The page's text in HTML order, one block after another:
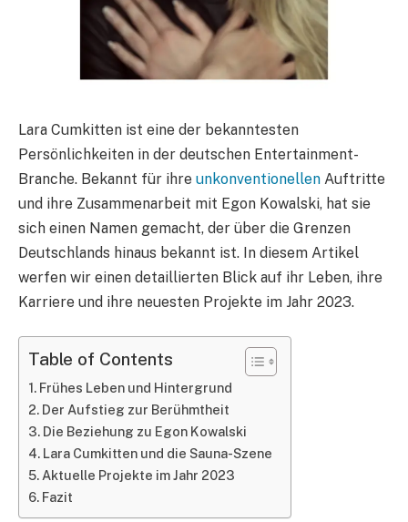
Lara Cumkitten ist eine der bekanntesten
Persönlichkeiten in der deutschen Entertainment-
Branche. Bekannt für ihre unkonventionellen Auftritte
und ihre Zusammenarbeit mit Egon Kowalski, hat sie
sich einen Namen gemacht, der über die Grenzen
Deutschlands hinaus bekannt ist. In diesem Artikel
werfen wir einen detaillierten Blick auf ihr Leben, ihre
Karriere und ihre neuesten Projekte im Jahr 2023.
Table of Contents
Frühes Leben und Hintergrund
Der Aufstieg zur Berühmtheit
Die Beziehung zu Egon Kowalski
Lara Cumkitten und die Sauna-Szene
Aktuelle Projekte im Jahr 2023
Fazit